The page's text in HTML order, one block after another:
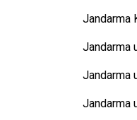
Jandarma
Jandarma
Jandarma
Jandarma